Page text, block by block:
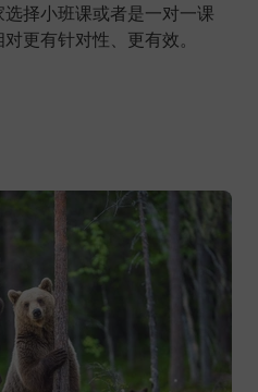
择小班课或者是一对一课
更有针对性、更有效。